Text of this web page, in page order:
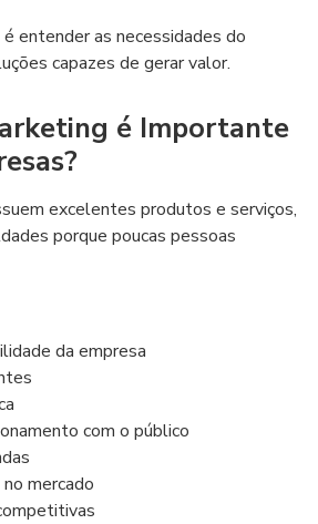
entender as necessidades do
capazes de gerar valor.
é Importante
excelentes produtos e serviços,
porque poucas pessoas
da empresa
com o público
mercado